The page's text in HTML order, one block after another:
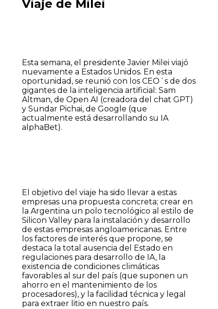
Viaje de Milei
Esta semana, el presidente Javier Milei viajó
nuevamente a Estados Unidos. En esta
oportunidad, se reunió con los CEO´s de dos
gigantes de la inteligencia artificial: Sam
Altman, de Open AI (creadora del chat GPT)
y Sundar Pichai, de Google (que
actualmente está desarrollando su IA
alphaBet).
El objetivo del viaje ha sido llevar a estas
empresas una propuesta concreta; crear en
la Argentina un polo tecnológico al estilo de
Silicon Valley para la instalación y desarrollo
de estas empresas angloamericanas. Entre
los factores de interés que propone, se
destaca la total ausencia del Estado en
regulaciones para desarrollo de IA, la
existencia de condiciones climáticas
favorables al sur del país (que suponen un
ahorro en el mantenimiento de los
procesadores), y la facilidad técnica y legal
para extraer litio en nuestro país.